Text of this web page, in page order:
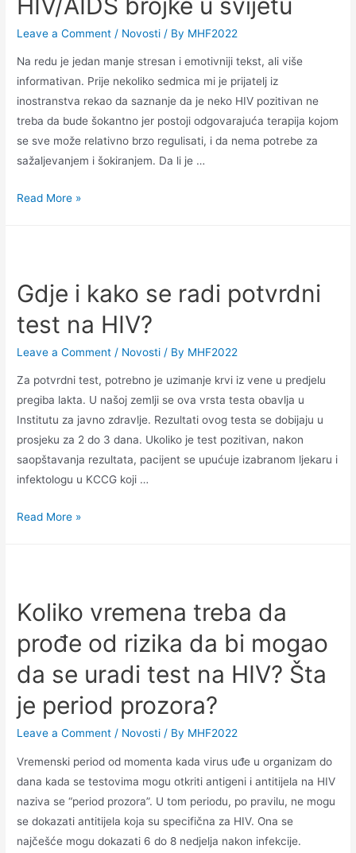
Leave a Comment / Novosti / By MHF2022
Na redu je jedan manje stresan i emotivniji tekst, ali više
informativan. Prije nekoliko sedmica mi je prijatelj iz
inostranstva rekao da saznanje da je neko HIV pozitivan ne
treba da bude šokantno jer postoji odgovarajuća terapija kojom
se sve može relativno brzo regulisati, i da nema potrebe za
sažaljevanjem i šokiranjem. Da li je …
Read More »
Gdje i kako se radi potvrdni
test na HIV?
Leave a Comment / Novosti / By MHF2022
Za potvrdni test, potrebno je uzimanje krvi iz vene u predjelu
pregiba lakta. U našoj zemlji se ova vrsta testa obavlja u
Institutu za javno zdravlje. Rezultati ovog testa se dobijaju u
prosjeku za 2 do 3 dana. Ukoliko je test pozitivan, nakon
saopštavanja rezultata, pacijent se upućuje izabranom ljekaru i
infektologu u KCCG koji …
Read More »
Koliko vremena treba da
prođe od rizika da bi mogao
da se uradi test na HIV? Šta
je period prozora?
Leave a Comment / Novosti / By MHF2022
Vremenski period od momenta kada virus uđe u organizam do
dana kada se testovima mogu otkriti antigeni i antitijela na HIV
naziva se “period prozora”. U tom periodu, po pravilu, ne mogu
se dokazati antitijela koja su specifična za HIV. Ona se
najčešće mogu dokazati 6 do 8 nedjelja nakon infekcije.